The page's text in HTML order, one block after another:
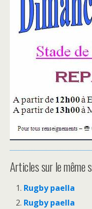
Articles sur le même
Rugby paella
Rugby paella